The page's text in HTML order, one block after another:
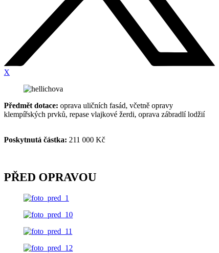
X
Předmět dotace: oprava uličních fasád, včetně opravy
klempířských prvků, repase vlajkové žerdi, oprava zábradlí lodžií
Poskytnutá částka: 211 000 Kč
PŘED OPRAVOU